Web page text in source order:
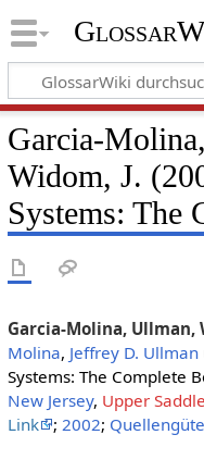
Garcia-
Widom, J.
Systems: The
Garcia-Molina, Ullman,
Molina, Jeffrey D. Ullman
Systems: The Complete
New Jersey, Upper
Link
; 2002; Quellengüte